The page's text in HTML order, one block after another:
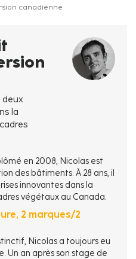
canadienne
deux
la
en 2008, Nicolas est
des bâtiments. À 28 ans, il
innovantes dans la
végétaux au Canada.
2 marques/2
Nicolas a toujours eu
Un an après son stage de